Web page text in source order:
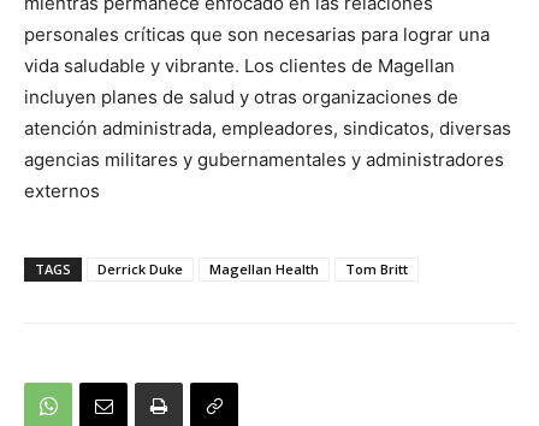
personales críticas que son necesarias para lograr una
vida saludable y vibrante. Los clientes de Magellan
incluyen planes de salud y otras organizaciones de
atención administrada, empleadores, sindicatos, diversas
agencias militares y gubernamentales y administradores
externos
TAGS Derrick Duke Magellan Health Tom Britt